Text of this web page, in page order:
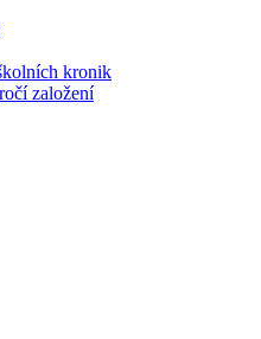
kronik
založení